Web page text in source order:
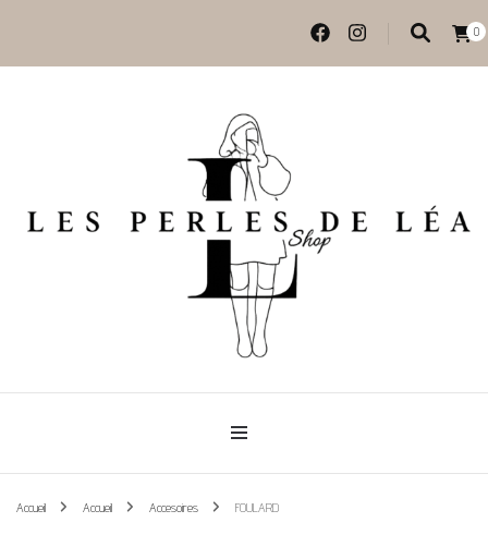
0
Les perles de Léa
Accueil Accueil Accesoires FOULARD